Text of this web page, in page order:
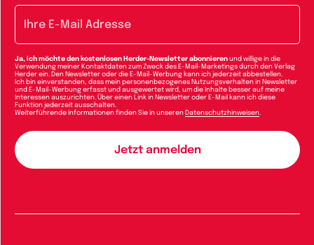
Ja, ich möchte den kostenlosen Herder-Newsletter abonnieren und willige in die
Verwendung meiner Kontaktdaten zum Zweck des E-Mail-Marketings durch den Verlag
Herder ein. Den Newsletter oder die E-Mail-Werbung kann ich jederzeit abbestellen.
Ich bin einverstanden, dass mein personenbezogenes Nutzungsverhalten in Newsletter
und E-Mail-Werbung erfasst und ausgewertet wird, um die Inhalte besser auf meine
Interessen auszurichten. Über einen Link in Newsletter oder E-Mail kann ich diese
Funktion jederzeit ausschalten.
Weiterführende Informationen finden Sie in unseren Datenschutzhinweisen.